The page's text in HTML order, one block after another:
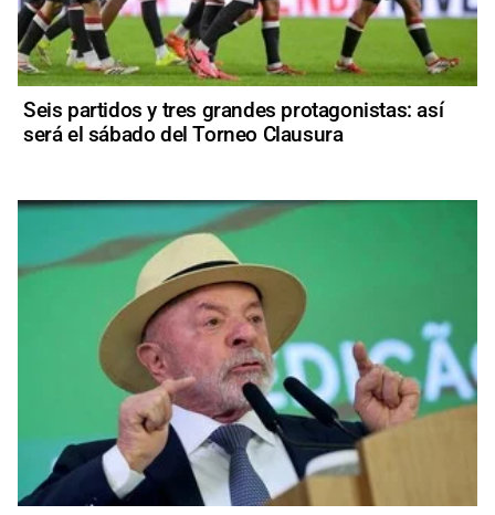
Seis partidos y tres grandes protagonistas: así
será el sábado del Torneo Clausura